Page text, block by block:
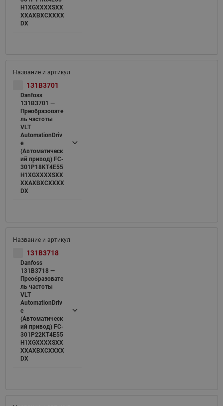
H1XGXXXXSXX
XXAXBXCXXXX
DX
131B3701
Danfoss
131B3701 —
Преобразовате
ль частоты
VLT
AutomationDriv
e
(Автоматическ
ий привод) FC-
301P18KT4E55
H1XGXXXXSXX
XXAXBXCXXXX
DX
131B3718
Danfoss
131B3718 —
Преобразовате
ль частоты
VLT
AutomationDriv
e
(Автоматическ
ий привод) FC-
301P22KT4E55
H1XGXXXXSXX
XXAXBXCXXXX
DX